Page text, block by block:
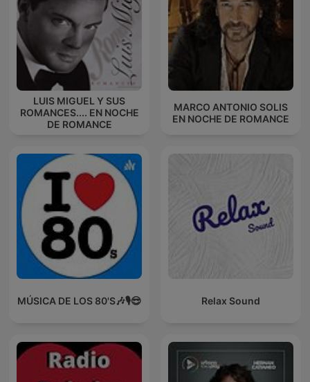
LUIS MIGUEL Y SUS
ROMANCES.... EN NOCHE
DE ROMANCE
MARCO ANTONIO SOLIS
EN NOCHE DE ROMANCE
MÚSICA DE LOS 80'S🎶🎙️😎 Relax Sound